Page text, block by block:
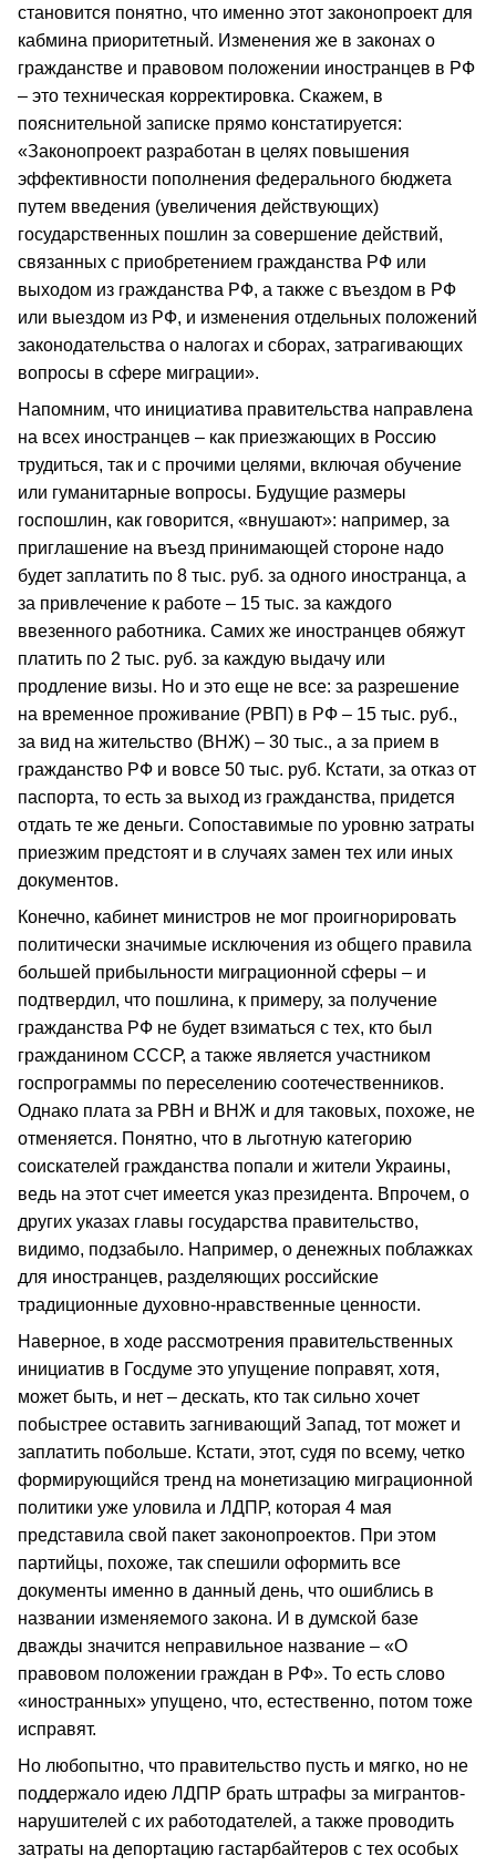
становится понятно, что именно этот законопроект для
кабмина приоритетный. Изменения же в законах о
гражданстве и правовом положении иностранцев в РФ
– это техническая корректировка. Скажем, в
пояснительной записке прямо констатируется:
«Законопроект разработан в целях повышения
эффективности пополнения федерального бюджета
путем введения (увеличения действующих)
государственных пошлин за совершение действий,
связанных с приобретением гражданства РФ или
выходом из гражданства РФ, а также с въездом в РФ
или выездом из РФ, и изменения отдельных положений
законодательства о налогах и сборах, затрагивающих
вопросы в сфере миграции».
Напомним, что инициатива правительства направлена
на всех иностранцев – как приезжающих в Россию
трудиться, так и с прочими целями, включая обучение
или гуманитарные вопросы. Будущие размеры
госпошлин, как говорится, «внушают»: например, за
приглашение на въезд принимающей стороне надо
будет заплатить по 8 тыс. руб. за одного иностранца, а
за привлечение к работе – 15 тыс. за каждого
ввезенного работника. Самих же иностранцев обяжут
платить по 2 тыс. руб. за каждую выдачу или
продление визы. Но и это еще не все: за разрешение
на временное проживание (РВП) в РФ – 15 тыс. руб.,
за вид на жительство (ВНЖ) – 30 тыс., а за прием в
гражданство РФ и вовсе 50 тыс. руб. Кстати, за отказ от
паспорта, то есть за выход из гражданства, придется
отдать те же деньги. Сопоставимые по уровню затраты
приезжим предстоят и в случаях замен тех или иных
документов.
Конечно, кабинет министров не мог проигнорировать
политически значимые исключения из общего правила
большей прибыльности миграционной сферы – и
подтвердил, что пошлина, к примеру, за получение
гражданства РФ не будет взиматься с тех, кто был
гражданином СССР, а также является участником
госпрограммы по переселению соотечественников.
Однако плата за РВН и ВНЖ и для таковых, похоже, не
отменяется. Понятно, что в льготную категорию
соискателей гражданства попали и жители Украины,
ведь на этот счет имеется указ президента. Впрочем, о
других указах главы государства правительство,
видимо, подзабыло. Например, о денежных поблажках
для иностранцев, разделяющих российские
традиционные духовно-нравственные ценности.
Наверное, в ходе рассмотрения правительственных
инициатив в Госдуме это упущение поправят, хотя,
может быть, и нет – дескать, кто так сильно хочет
побыстрее оставить загнивающий Запад, тот может и
заплатить побольше. Кстати, этот, судя по всему, четко
формирующийся тренд на монетизацию миграционной
политики уже уловила и ЛДПР, которая 4 мая
представила свой пакет законопроектов. При этом
партийцы, похоже, так спешили оформить все
документы именно в данный день, что ошиблись в
названии изменяемого закона. И в думской базе
дважды значится неправильное название – «О
правовом положении граждан в РФ». То есть слово
«иностранных» упущено, что, естественно, потом тоже
исправят.
Но любопытно, что правительство пусть и мягко, но не
поддержало идею ЛДПР брать штрафы за мигрантов-
нарушителей с их работодателей, а также проводить
затраты на депортацию гастарбайтеров с тех особых